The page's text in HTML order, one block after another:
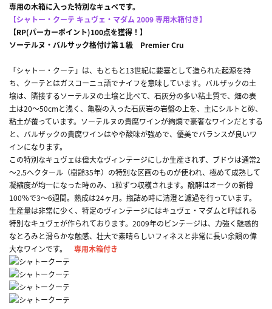
専用の木箱に入った特別なキュベです。
【シャトー・クーテ キュヴェ・マダム 2009 専用木箱付き】
【RP(パーカーポイント)100点を獲得！】
ソーテルヌ・バルサック格付け第１級 Premier Cru
「シャトー・クーテ」は、もともと13世紀に要塞として造られた起源を持
ち、クーテとはガスコーニュ語でナイフを意味しています。バルザックの土
壌は、隣接するソーテルヌの土壌と比べて、石灰分の多い粘土質で、畑の表
土は20～50cmと浅く、亀裂の入った石灰岩の岩盤の上を、主にシルトと砂、
粘土が覆っています。ソーテルヌの貴腐ワインが絢爛で豪奢なワインだとする
と、バルザックの貴腐ワインはやや酸味が強めで、優美でバランスが良いワ
インになります。
この特別なキュヴェは偉大なヴィンテージにしか生産されず、ブドウは通常2
～2.5ヘクタール（樹齢35年）の特別な区画のものが使われ、極めて成熟して
凝縮度が均一になった時のみ、1粒ずつ収穫されます。醗酵はオークの新樽
100％で3～6週間。熟成は24ヶ月。瓶詰め時に清澄と濾過を行っています。
生産量は非常に少く、特定のヴィンテージにはキュヴェ・マダムと呼ばれる
特別なキュヴェが作られております。2009年のビンテージは、力強く魅惑的
なとろみと滑らかな触感、壮大で素晴らしいフィネスと非常に長い余韻の偉
大なワインです。 専用木箱付き